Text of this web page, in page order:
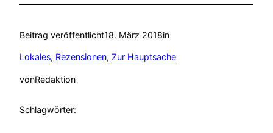
Beitrag veröffentlicht18. März 2018in
Lokales, Rezensionen, Zur Hauptsache
vonRedaktion
Schlagwörter: